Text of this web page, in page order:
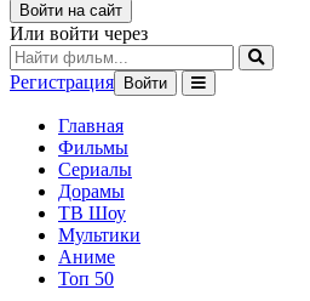
Войти на сайт
Или войти через
Регистрация Войти
Главная
Фильмы
Сериалы
Дорамы
ТВ Шоу
Мультики
Аниме
Топ 50